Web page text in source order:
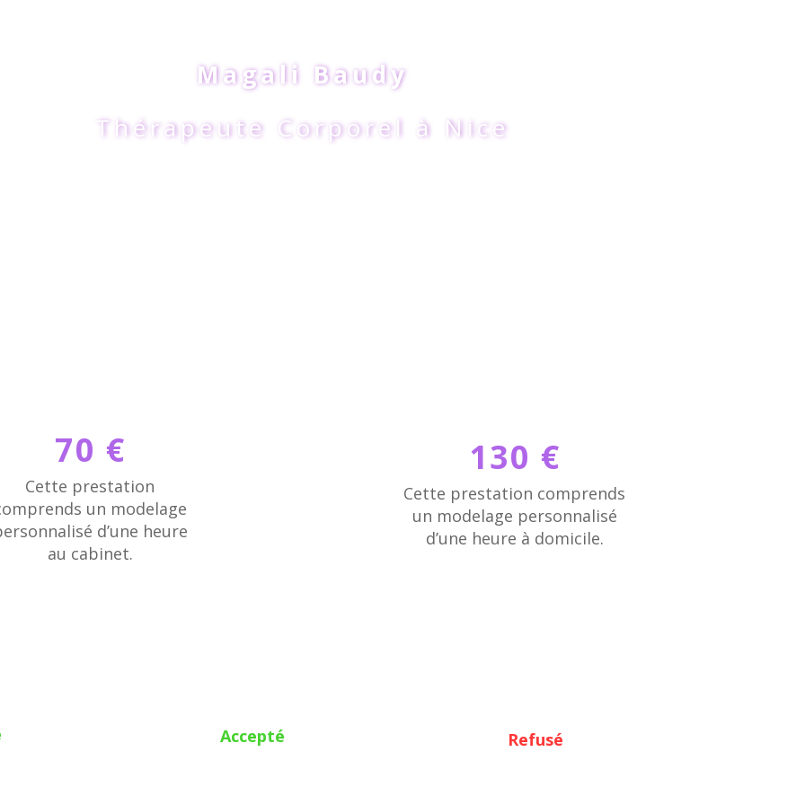
Magali Baudy
Thérapeute Corporel à Nice
70 €
Cette prestation
un modelage
d’une heure
au cabinet.
130 €
Cette prestation comprends
un modelage personnalisé
d’une heure à domicile.
Accepté Refusé